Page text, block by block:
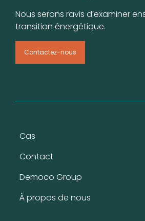
Pied de page
Cas
Contact
Democo Group
À propos de nous
Nous serons ravis d’examiner
transition énergétique.
Contactez-nous